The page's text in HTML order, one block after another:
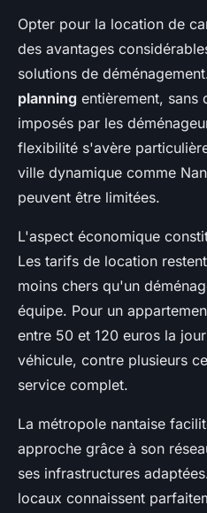
Opter pour la location de
des avantages
solutions de
planning entièrement, sans
imposés par les
flexibilité s'avère
ville dynamique comme
peuvent être limitées.
L'aspect économique
Les tarifs de location
moins chers qu'un
équipe. Pour un
entre 50 et 120 euros la
véhicule, contre plusieurs
service complet.
La métropole nantaise
approche grâce à son
ses infrastructures
locaux connaissent